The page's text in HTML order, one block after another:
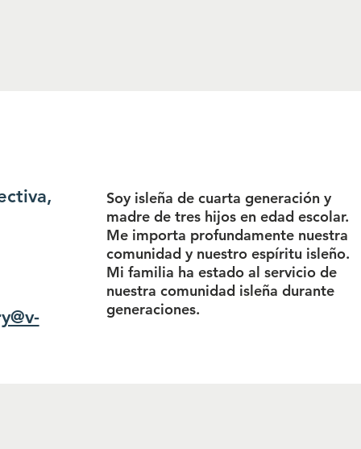
Soy isleña de cuarta generación y
madre de tres hijos en edad escolar.
Me importa profundamente nuestra
comunidad y nuestro espíritu isleño.
Mi familia ha estado al servicio de
nuestra comunidad isleña durante
generaciones.